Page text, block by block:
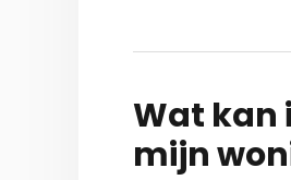
Wat kan
mijn